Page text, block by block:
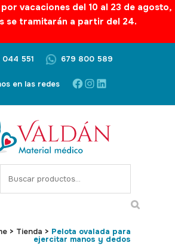
vacaciones del 10 al 23 de agosto,
se tramitarán a partir del 24.
044 551 679 800 589
en las redes Facebook
Instagram
LinkedIn
S
e
c
> Tienda > Pelota ovalada para
ejercitar manos y dedos